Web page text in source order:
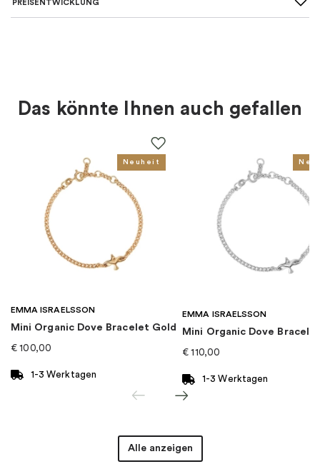
SKU
7333004005188
Kollektion
Kategorie
Material:
PREISENTWICKLUNG
Das könnte Ihnen auch gefallen
Neuheit
EMMA ISRAELSSON
Mini Organic Dove Bracelet Gold
€ 100,00
1-3 Werktagen
EMMA ISRAELSSON
Mini Organic Dove
€ 110,00
1-3 Werktagen
Alle anzeigen